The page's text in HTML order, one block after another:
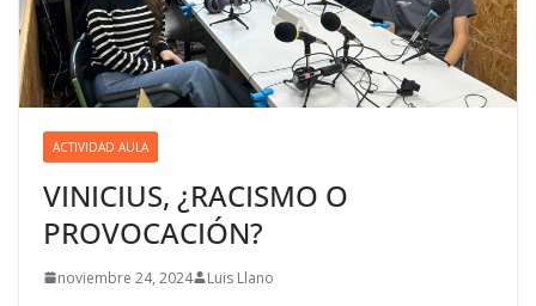
ACTIVIDAD AULA
VINICIUS, ¿RACISMO O
PROVOCACIÓN?
noviembre 24, 2024 Luis Llano